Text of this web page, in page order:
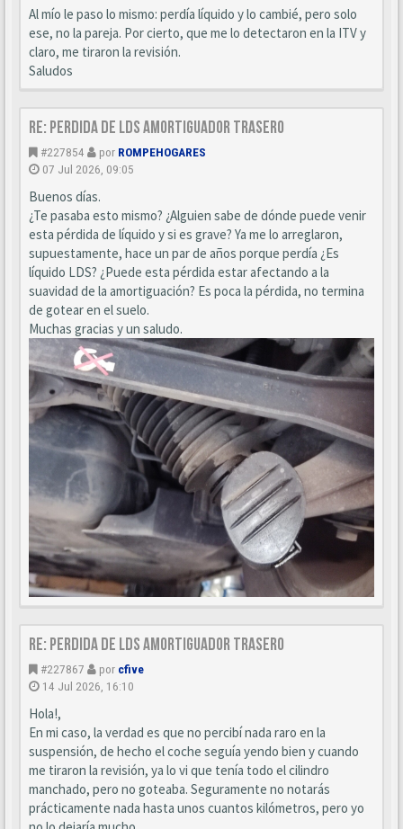
Al mío le paso lo mismo: perdía líquido y lo cambié, pero solo
ese, no la pareja. Por cierto, que me lo detectaron en la ITV y
claro, me tiraron la revisión.
Saludos
Re: Perdida de LDS amortiguador trasero
#227854 por ROMPEHOGARES
07 Jul 2026, 09:05
Buenos días.
¿Te pasaba esto mismo? ¿Alguien sabe de dónde puede venir
esta pérdida de líquido y si es grave? Ya me lo arreglaron,
supuestamente, hace un par de años porque perdía ¿Es
líquido LDS? ¿Puede esta pérdida estar afectando a la
suavidad de la amortiguación? Es poca la pérdida, no termina
de gotear en el suelo.
Muchas gracias y un saludo.
Re: Perdida de LDS amortiguador trasero
#227867 por cfive
14 Jul 2026, 16:10
Hola!,
En mi caso, la verdad es que no percibí nada raro en la
suspensión, de hecho el coche seguía yendo bien y cuando
me tiraron la revisión, ya lo vi que tenía todo el cilindro
manchado, pero no goteaba. Seguramente no notarás
prácticamente nada hasta unos cuantos kilómetros, pero yo